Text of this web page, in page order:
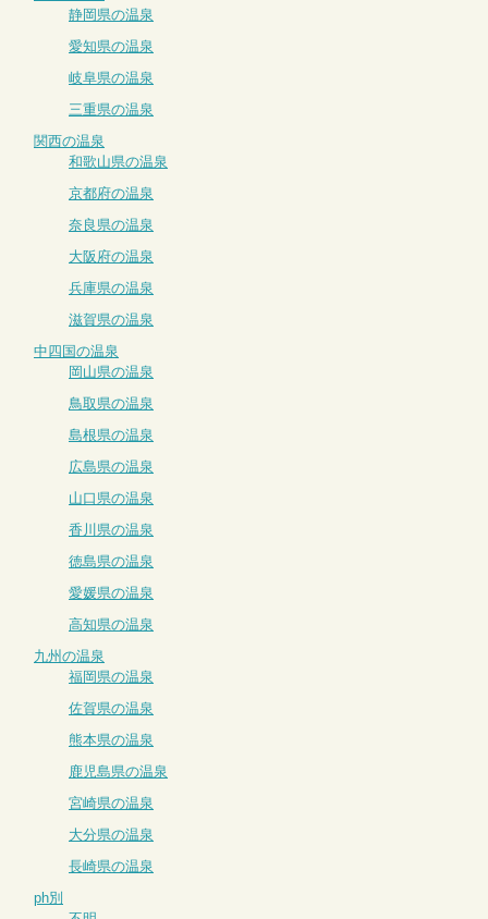
静岡県の温泉
愛知県の温泉
岐阜県の温泉
三重県の温泉
関西の温泉
和歌山県の温泉
京都府の温泉
奈良県の温泉
大阪府の温泉
兵庫県の温泉
滋賀県の温泉
中四国の温泉
岡山県の温泉
鳥取県の温泉
島根県の温泉
広島県の温泉
山口県の温泉
香川県の温泉
徳島県の温泉
愛媛県の温泉
高知県の温泉
九州の温泉
福岡県の温泉
佐賀県の温泉
熊本県の温泉
鹿児島県の温泉
宮崎県の温泉
大分県の温泉
長崎県の温泉
ph別